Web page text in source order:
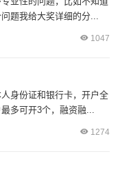
题我给大奖详细的分...
1047
身份证和银行卡，开户全
多可开3个，融资融...
1274